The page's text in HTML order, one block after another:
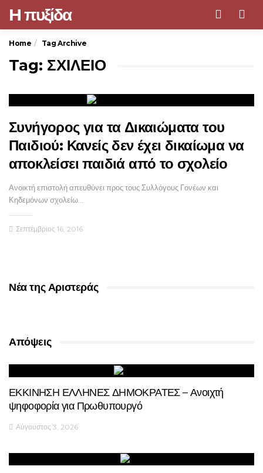
H πυξίδα
Home Tag Archive
Tag: ΣΧΙΛΕΙΟ
Συνήγορος για τα Δικαιώματα του
Παιδιού: Κανείς δεν έχει δικαίωμα να
αποκλείσει παιδιά από το σχολείο
Ανοικτή επιστολή απευθύνει προς τους Συλλόγους Γονέων και
Κηδεμόνων σχολείω…
Σεπτέμβριος 16, 2016
Νέα της Αριστεράς
Απόψεις
ΕΚΚΙΝΗΣΗ ΕΛΛΗΝΕΣ ΔΗΜΟΚΡΑΤΕΣ – Ανοιχτή
ψηφοφορία για Πρωθυπουργό
Αύγουστος 3, 2026